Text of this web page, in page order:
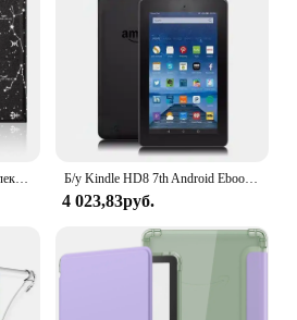
Б/у Kindle HD8 7th Android Ebook E Book ЖК-дисплей 8-дюймовый сенсорный экран Wi-Fi Ereader Light Better для Kobo Kindle Tablet Pc
4 023,83руб.